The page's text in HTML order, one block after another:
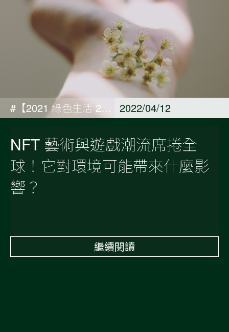
#【2021 綠色生活 21 天 ACTIONS 專欄】At Home 窩在家篇 2022/04/12
NFT 藝術與遊戲潮流席捲全
球！它對環境可能帶來什麼影
響？
繼續閱讀